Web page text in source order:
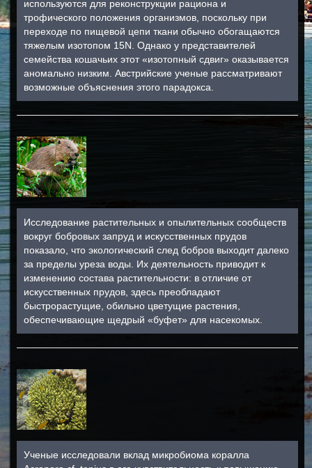
используются для реконструкции рациона и
трофического положения организмов, поскольку при
переходе по пищевой цепи ткани обычно обогащаются
тяжелым изотопом 15N. Однако у представителей
семейства кошачьих этот «изотопный сдвиг» оказывается
аномально низким. Австрийские ученые рассматривают
возможные объяснения этого парадокса.
Исследование растительных и опылительных сообществ
вокруг бобровых запруд и искусственных прудов
показало, что экологический след бобров выходит далеко
за пределы уреза воды. Их деятельность приводит к
изменению состава растительности: в отличие от
искусственных прудов, здесь преобладают
быстрорастущие, обильно цветущие растения,
обеспечивающие щедрый «буфет» для насекомых.
Ученые исследовали вклад микробиома коралла